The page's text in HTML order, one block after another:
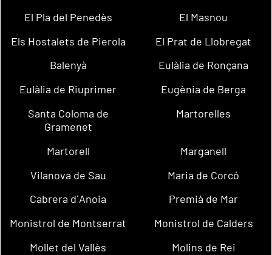
El Pla del Penedès
El Masnou
Els Hostalets de Pierola
El Prat de Llobregat
Balenyà
Eulàlia de Ronçana
Eulàlia de Riuprimer
Eugènia de Berga
Santa Coloma de
Gramenet
Martorelles
Martorell
Marganell
Vilanova de Sau
Maria de Corcó
Cabrera d´Anoia
Premià de Mar
Monistrol de Montserrat
Monistrol de Calders
Mollet del Vallès
Molins de Rei